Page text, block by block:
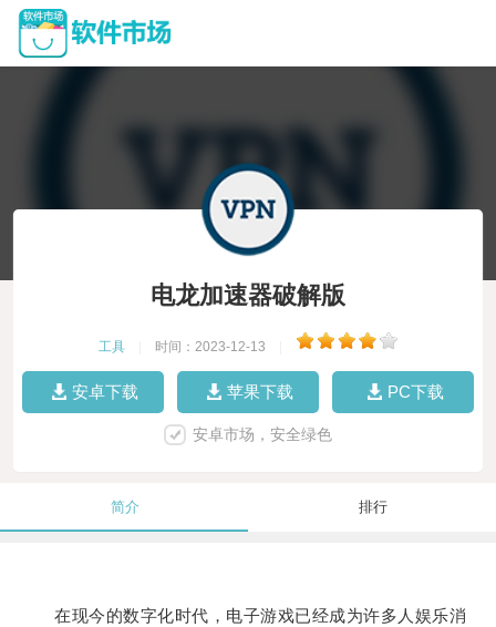
电龙加速器破解版
工具 时间：2023-12-13
安卓下载 苹果下载 PC下载
安卓市场，安全绿色
简介 排行
在现今的数字化时代，电子游戏已经成为许多人娱乐消